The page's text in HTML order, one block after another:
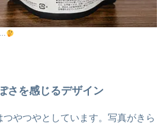
…
さを感じるデザイン
やつやとしています。写真がきら